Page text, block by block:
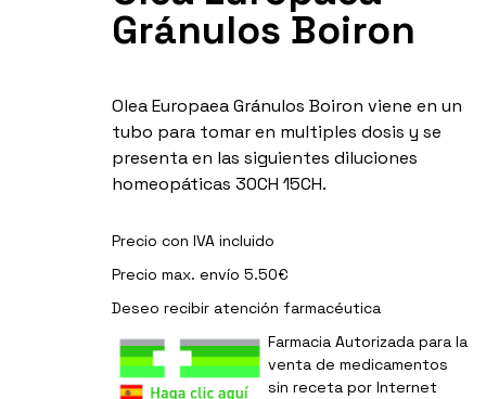
Gránulos Boiron
Olea Europaea Gránulos Boiron viene en un
tubo para tomar en multiples dosis y se
presenta en las siguientes diluciones
homeopáticas 30CH 15CH.
Precio con IVA incluido
Precio max. envío 5.50€
Deseo recibir atención farmacéutica
Farmacia Autorizada para la
venta de medicamentos
sin receta por Internet